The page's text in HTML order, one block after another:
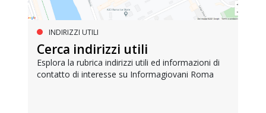
INDIRIZZI UTILI
Cerca indirizzi utili
Esplora la rubrica indirizzi utili ed informazioni di
contatto di interesse su Informagiovani Roma